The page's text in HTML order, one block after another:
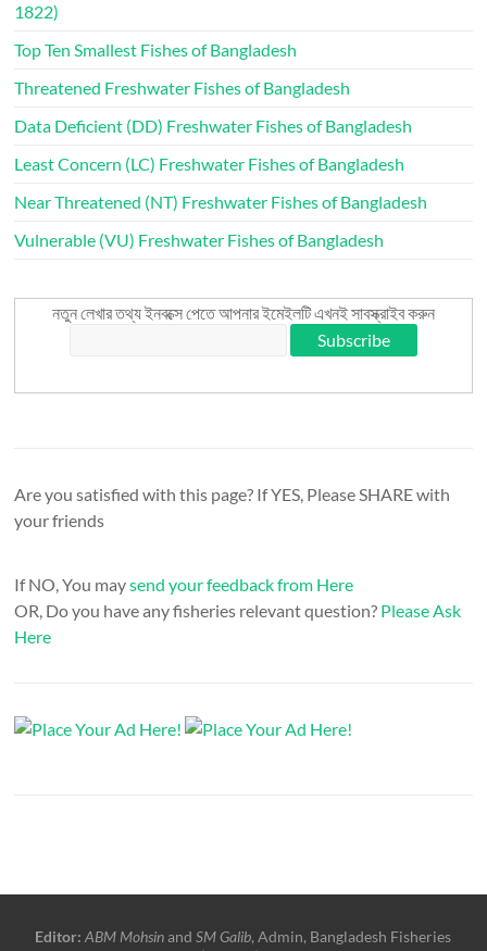
1822)
Top Ten Smallest Fishes of Bangladesh
Threatened Freshwater Fishes of Bangladesh
Data Deficient (DD) Freshwater Fishes of Bangladesh
Least Concern (LC) Freshwater Fishes of Bangladesh
Near Threatened (NT) Freshwater Fishes of Bangladesh
Vulnerable (VU) Freshwater Fishes of Bangladesh
নতুন লেখার তথ্য ইনবক্সে পেতে আপনার ইমেইলটি এখনই সাবস্ক্রাইব করুন
Are you satisfied with this page? If YES, Please SHARE with
your friends
If NO, You maysend your feedback from Here
OR, Do you have any fisheries relevant question? Please Ask
Here
Editor: ABM MohsinandSM Galib, Admin, Bangladesh Fisheries